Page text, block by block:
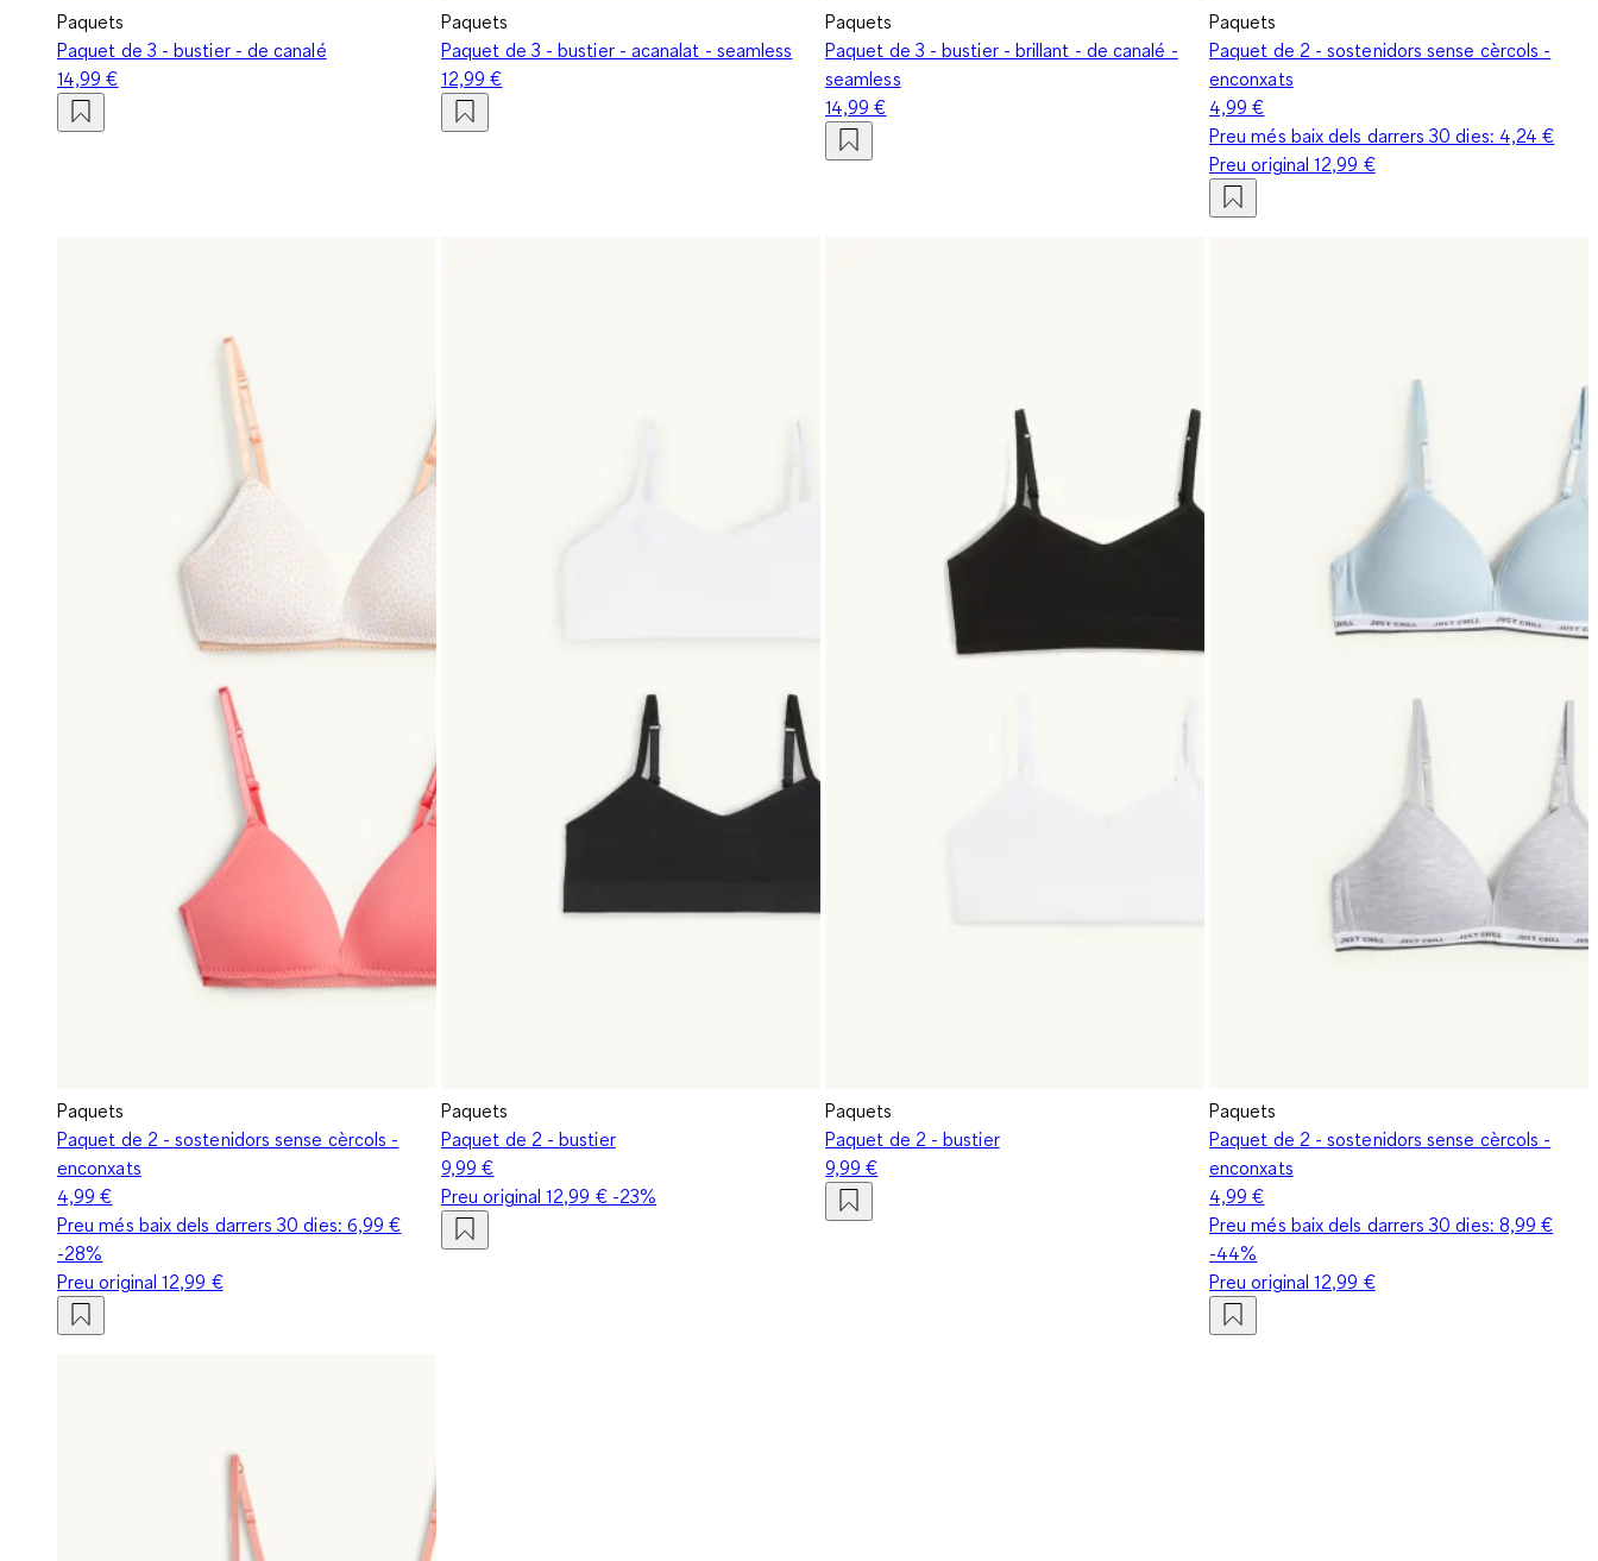
Paquets
Paquet de 3 - bustier - de canalé
14,99 €
Paquets
Paquet de 3 - bustier - acanalat - seamless
12,99 €
Paquets
Paquet de 3 - bustier - brillant - de canalé -
seamless
14,99 €
Paquets
Paquet de 2 - sostenidors sense cèrcols -
enconxats
4,99 €
Preu més baix dels darrers 30 dies: 4,24 €
Preu original12,99 €
Paquets
Paquet de 2 - sostenidors sense cèrcols -
enconxats
4,99 €
Preu més baix dels darrers 30 dies: 6,99 €
-28%
Preu original12,99 €
Paquets
Paquet de 2 - bustier
9,99 €
Preu original12,99 €-23%
Paquets
Paquet de 2 - bustier
9,99 €
Paquets
Paquet de 2 - sostenidors sense cèrcols -
enconxats
4,99 €
Preu més baix dels darrers 30 dies: 8,99 €
-44%
Preu original12,99 €